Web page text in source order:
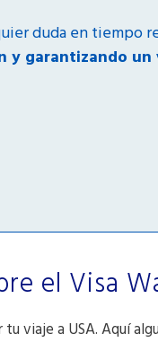
duda en tiempo
y garantizando un
el Visa
viaje a USA. Aquí